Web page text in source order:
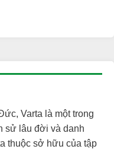
Varta là một trong
sử lâu đời và danh
thuộc sở hữu của tập